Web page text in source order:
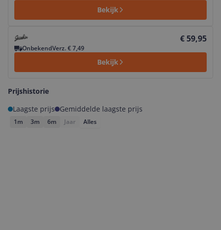
Bekijk
€ 59,95
OnbekendVerz. € 7,49
Bekijk
Bekijk product
Prijshistorie
Laagste prijs
Gemiddelde laagste prijs
1m 3m 6m Jaar Alles